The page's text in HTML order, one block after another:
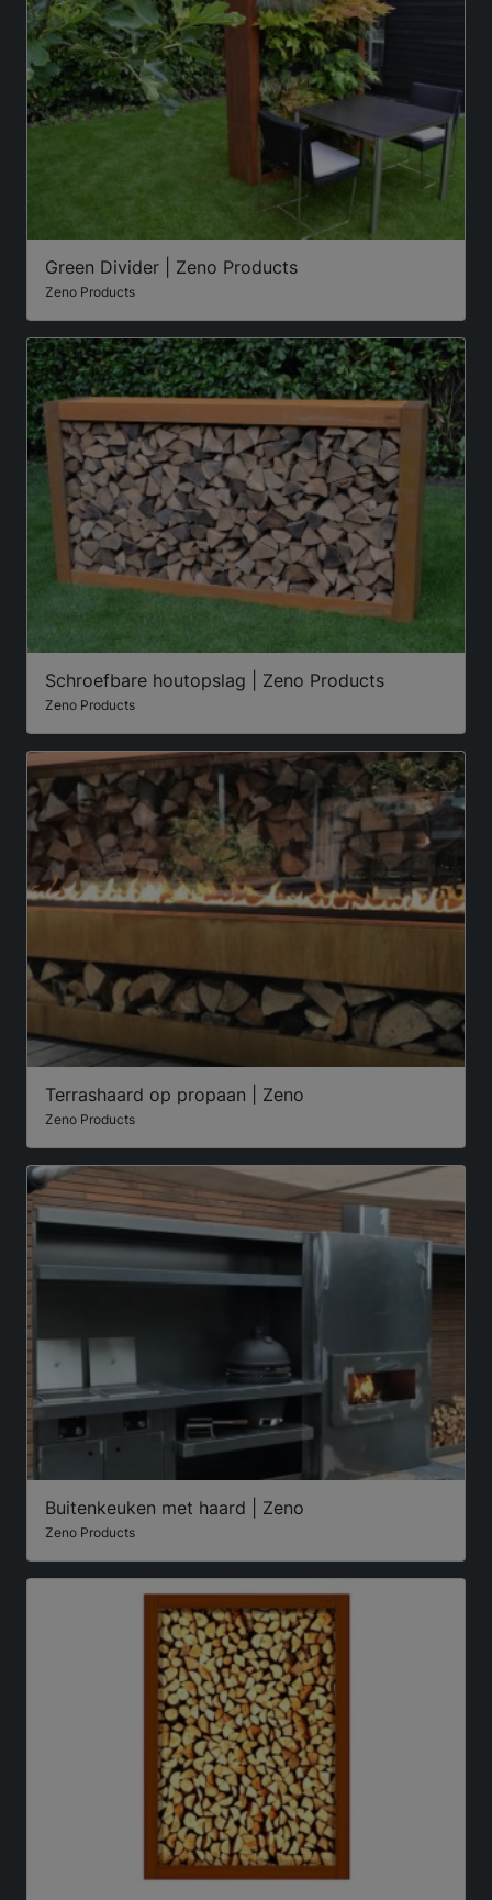
Green Divider | Zeno Products
Zeno Products
Schroefbare houtopslag | Zeno Products
Zeno Products
Terrashaard op propaan | Zeno
Zeno Products
Buitenkeuken met haard | Zeno
Zeno Products